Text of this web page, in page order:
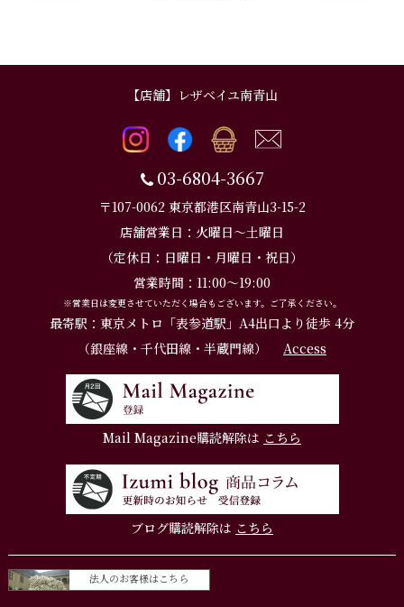
【店舗】レザベイユ南青山
03-6804-3667
〒107-0062 東京都港区南青山3-15-2
店舗営業日：火曜日～土曜日
（定休日：日曜日・月曜日・祝日）
営業時間：11:00～19:00
※営業日は変更させていただく場合もございます。ご了承ください。
最寄駅：東京メトロ「表参道駅」A4出口より徒歩 4分
（銀座線・千代田線・半蔵門線）
Access
Mail Magazine購読解除は こちら
ブログ購読解除は こちら
法人のお客様はこちら